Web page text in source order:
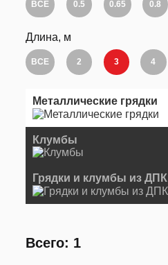
ВСЕ 0.5 0.65 0.8
Длина, м
ВСЕ 2 3 4
Металлические грядки
Клумбы
Грядки и клумбы из ДПК
Всего: 1